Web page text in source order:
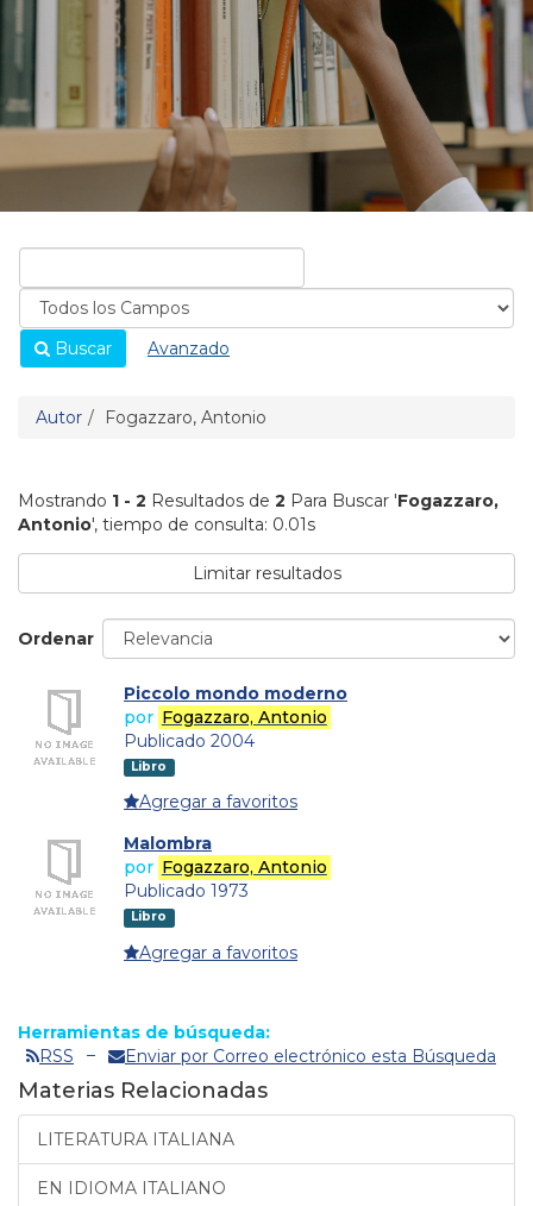
Buscar Avanzado
Autor Fogazzaro, Antonio
Mostrando 1 - 2 Resultados de 2 Para Buscar 'Fogazzaro,
Antonio', tiempo de consulta: 0.01s
Limitar resultados
Ordenar
Piccolo mondo moderno
por Fogazzaro, Antonio
Publicado 2004
Libro
Agregar a favoritos
Malombra
por Fogazzaro, Antonio
Publicado 1973
Libro
Agregar a favoritos
Herramientas de búsqueda:
RSS
Enviar por Correo electrónico esta Búsqueda
Materias Relacionadas
LITERATURA ITALIANA
EN IDIOMA ITALIANO